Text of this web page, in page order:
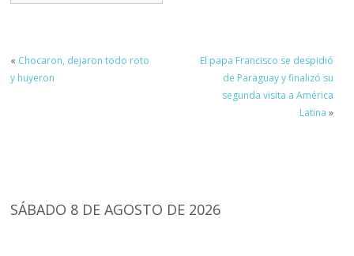
« Chocaron, dejaron todo roto
y huyeron
El papa Francisco se despidió
de Paraguay y finalizó su
segunda visita a América
Latina »
SÁBADO 8 DE AGOSTO DE 2026